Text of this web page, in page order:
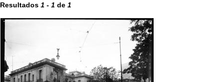
Resultados 1 - 1 de 1